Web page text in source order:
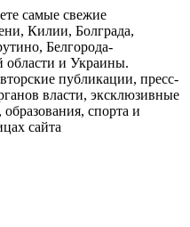
самые свежие
Килии, Болграда,
Белгорода-
области и Украины.
публикации, пресс-
власти, эксклюзивные
спорта и
сайта